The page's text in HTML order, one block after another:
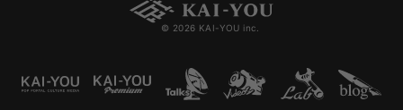
© 2026 KAI-YOU inc.